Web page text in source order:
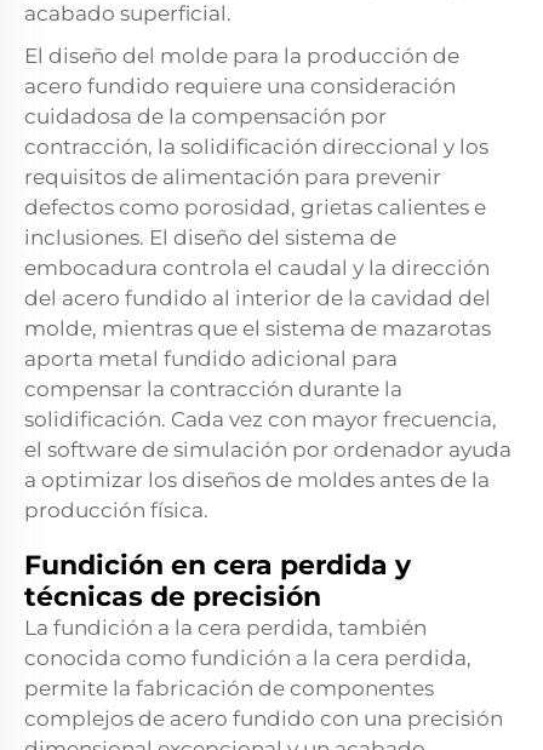
acabado superficial.
El diseño del molde para la producción de
acero fundido requiere una consideración
cuidadosa de la compensación por
contracción, la solidificación direccional y los
requisitos de alimentación para prevenir
defectos como porosidad, grietas calientes e
inclusiones. El diseño del sistema de
embocadura controla el caudal y la dirección
del acero fundido al interior de la cavidad del
molde, mientras que el sistema de mazarotas
aporta metal fundido adicional para
compensar la contracción durante la
solidificación. Cada vez con mayor frecuencia,
el software de simulación por ordenador ayuda
a optimizar los diseños de moldes antes de la
producción física.
Fundición en cera perdida y
técnicas de precisión
La fundición a la cera perdida, también
conocida como fundición a la cera perdida,
permite la fabricación de componentes
complejos de acero fundido con una precisión